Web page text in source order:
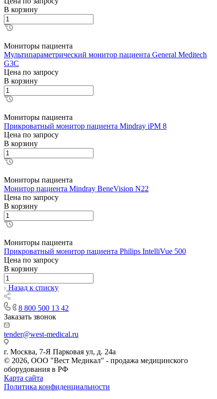
В корзину
Мониторы пациента
Мультипараметрический монитор пациента General Meditech
G3C
Цена по запросу
В корзину
Мониторы пациента
Прикроватный монитор пациента Mindray iPM 8
Цена по запросу
В корзину
Мониторы пациента
Монитор пациента Mindray BeneVision N22
Цена по запросу
В корзину
Мониторы пациента
Прикроватный монитор пациента Philips IntelliVue 500
Цена по запросу
В корзину
Назад к списку
8 800 500 13 42
Заказать звонок
tender@west-medical.ru
г. Москва, 7-Я Парковая ул, д. 24а
© 2026, ООО "Вест Медикал" - продажа медицинского
оборудования в РФ
Карта сайта
Политика конфиденциальности